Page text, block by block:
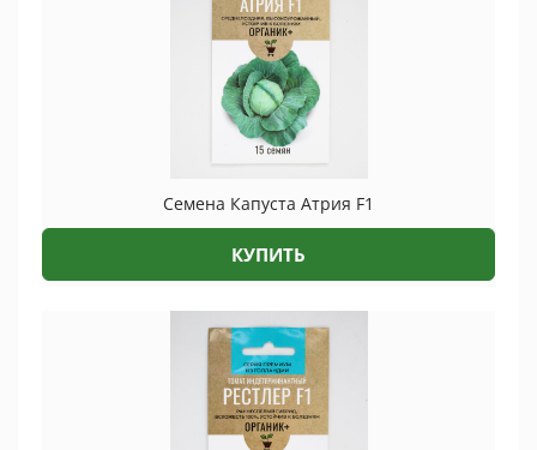
Семена Капуста Атрия F1
КУПИТЬ